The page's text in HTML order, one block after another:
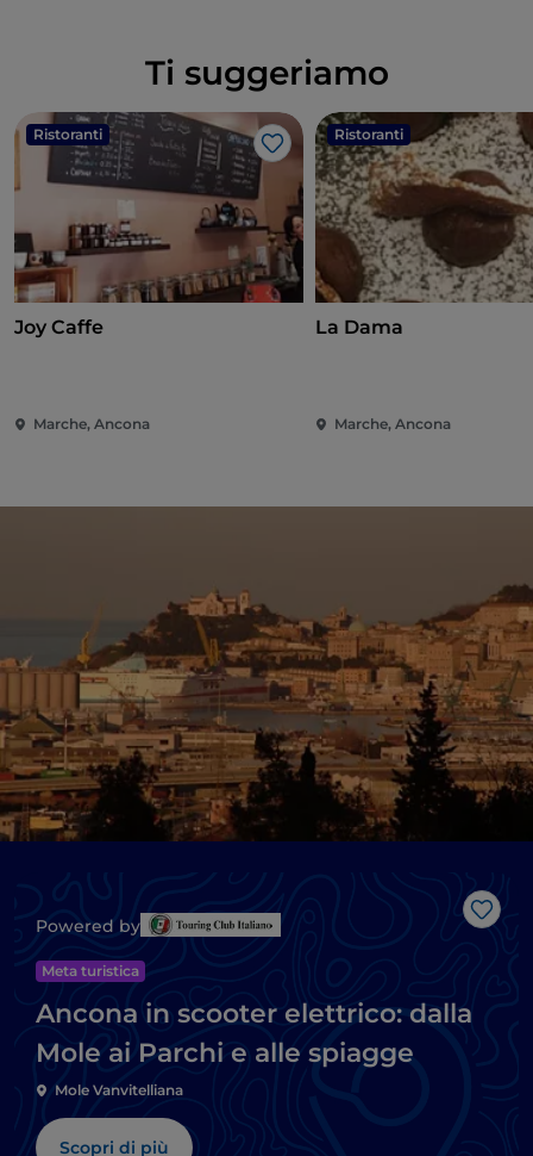
Ti suggeriamo
Ristoranti
Like
Joy Caffe
Marche, Ancona
Ristoranti
La Dama
Marche, Ancona
Like
Powered by
Meta turistica
Ancona in scooter elettrico: dalla
Mole ai Parchi e alle spiagge
Mole Vanvitelliana
Scopri di più